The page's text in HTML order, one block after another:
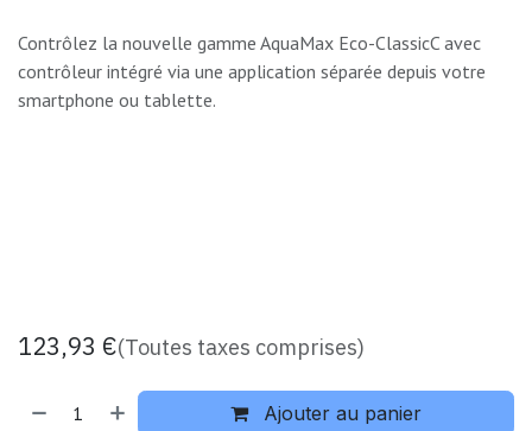
Contrôlez la nouvelle gamme AquaMax Eco-ClassicC avec
contrôleur intégré via une application séparée depuis votre
smartphone ou tablette.
123,93 €(Toutes taxes comprises)
Ajouter au panier